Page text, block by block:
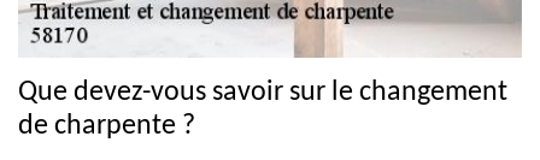
Que devez-vous savoir sur le changement
de charpente ?